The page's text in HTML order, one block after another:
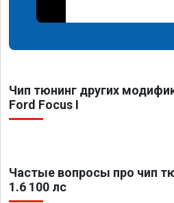
Чип тюнинг других
Ford Focus I
Частые вопросы про чип
1.6 100 лс